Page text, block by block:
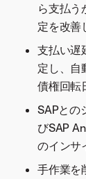
ら支払う
定を改善
支払い遅
定し、自
債権回転
SAPとの
びSAP
のインサ
手作業を